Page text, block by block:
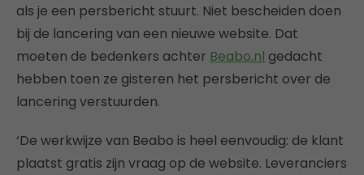
als je een persbericht stuurt. Niet bescheiden doen
bij de lancering van een nieuwe website. Dat
moeten de bedenkers achter Beabo.nl gedacht
hebben toen ze gisteren het persbericht over de
lancering verstuurden.
‘De werkwijze van Beabo is heel eenvoudig: de klant
plaatst gratis zijn vraag op de website. Leveranciers